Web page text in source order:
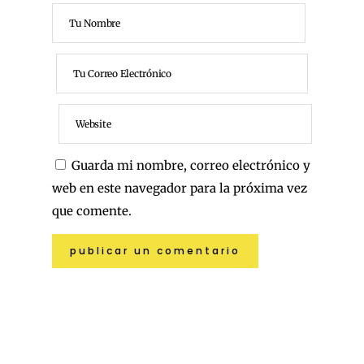
Guarda mi nombre, correo electrónico y
web en este navegador para la próxima vez
que comente.